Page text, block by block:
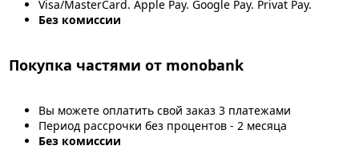
Visa/MasterCard. Apple Pay. Google Pay. Privat Pay.
Без комиссии
Покупка частями от monobank
Вы можете оплатить свой заказ 3 платежами
Период рассрочки без процентов - 2 месяца
Без комиссии